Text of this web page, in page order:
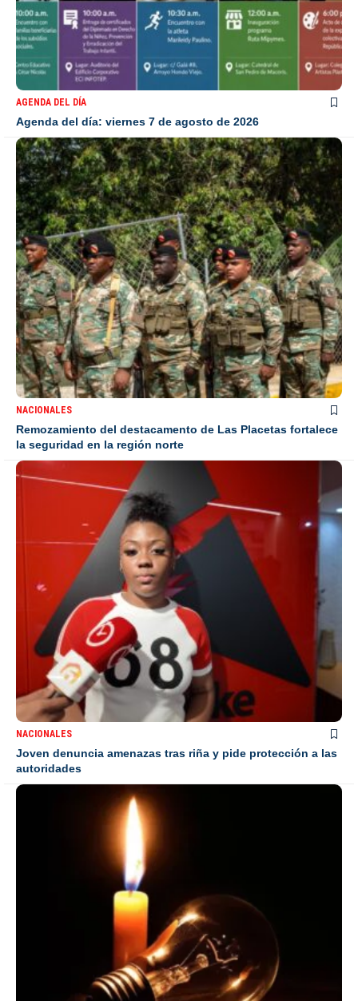
AGENDA DEL DÍA
Agenda del día: viernes 7 de agosto de 2026
NACIONALES
Remozamiento del destacamento de Las Placetas fortalece
la seguridad en la región norte
NACIONALES
Joven denuncia amenazas tras riña y pide protección a las
autoridades